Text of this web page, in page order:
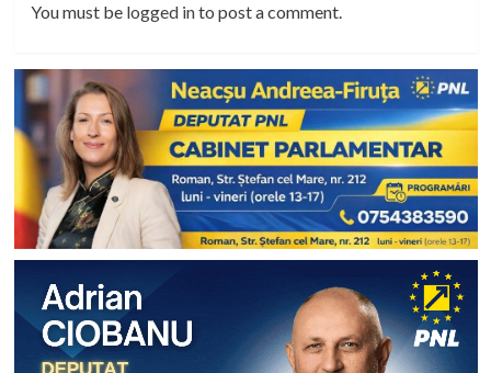
You must be logged into post a comment.